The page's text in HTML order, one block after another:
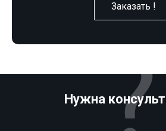
Заказать !
Нужна